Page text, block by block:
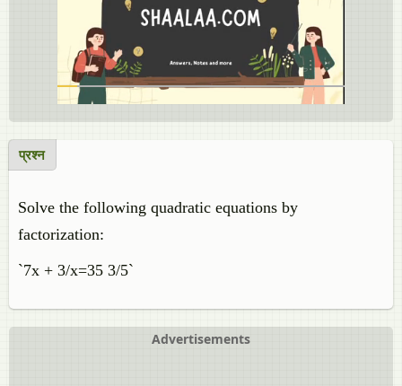
प्रश्न
Solve the following quadratic equations by
factorization:
`7x + 3/x=35 3/5`
Advertisements